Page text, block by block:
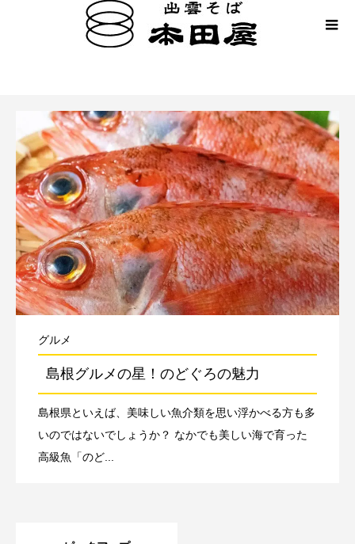
グルメ
島根グルメの星！のどぐろの魅力
島根県といえば、美味しい魚介類を思い浮かべる方も多
いのではないでしょうか？ なかでも美しい海で育った
高級魚「のど...